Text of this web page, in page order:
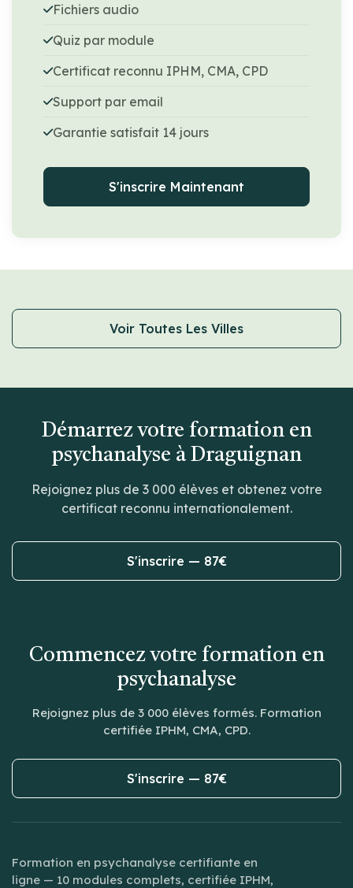
Fichiers audio
Quiz par module
Certificat reconnu IPHM, CMA, CPD
Support par email
Garantie satisfait 14 jours
S'inscrire Maintenant
Voir Toutes Les Villes
Démarrez votre formation en
psychanalyse à Draguignan
Rejoignez plus de 3 000 élèves et obtenez votre
certificat reconnu internationalement.
S'inscrire — 87€
Commencez votre formation en
psychanalyse
Rejoignez plus de 3 000 élèves formés. Formation
certifiée IPHM, CMA, CPD.
S'inscrire — 87€
Formation en psychanalyse certifiante en
ligne — 10 modules complets, certifiée IPHM,